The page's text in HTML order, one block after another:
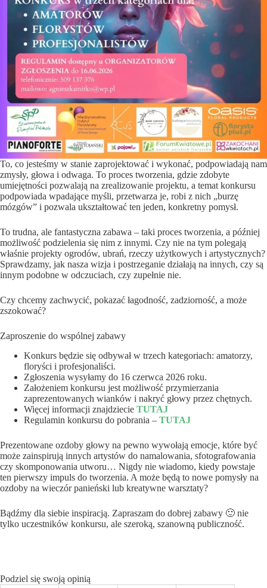
To, co jesteśmy w stanie zaprojektować i wykonać, podpowiadają nam
zmysły, głowa i odwaga. To proces tworzenia, gdzie zdobyte
umiejętności pozwalają na zrealizowanie projektu, a temat konkursu
podpowiada wpadające myśli, przetwarza je, robi z nich „burzę
mózgów” i pozwala ukształtować ten jeden, konkretny pomysł.
To trudna, ale fantastyczna zabawa – taki proces tworzenia, a później
możliwość podzielenia się nim z innymi. Czy nie na tym polegają
właśnie projekty ogrodów, ubrań, rzeczy użytkowych i artystycznych?
Sprawdzamy, jak nasza wizja i postrzeganie działają na innych, czy są
innym podobne w odczuciach, czy zupełnie nie.
Czy chcemy zachwycić, pokazać łagodność, zadziorność, a może
zszokować?
Zaproszenie do wspólnej zabawy
Konkurs będzie się odbywał w trzech kategoriach: amatorzy,
floryści i profesjonaliści.
Zgłoszenia wysyłamy do 16 czerwca 2026 roku.
Założeniem konkursu jest możliwość przymierzania
zaprezentowanych wianków i nakryć głowy przez chętnych.
Więcej informacji znajdziecie TUTAJ
Regulamin konkursu do pobrania – TUTAJ
Prezentowane ozdoby głowy na pewno wywołają emocje, które być
może zainspirują innych artystów do namalowania, sfotografowania
czy skomponowania utworu… Nigdy nie wiadomo, kiedy powstaje
ten pierwszy impuls do tworzenia. A może będą to nowe pomysły na
ozdoby na wieczór panieński lub kreatywne warsztaty?
Bądźmy dla siebie inspiracją. Zapraszam do dobrej zabawy 🙂 nie
tylko uczestników konkursu, ale szeroką, szanowną publiczność.
Podziel się swoją opinią